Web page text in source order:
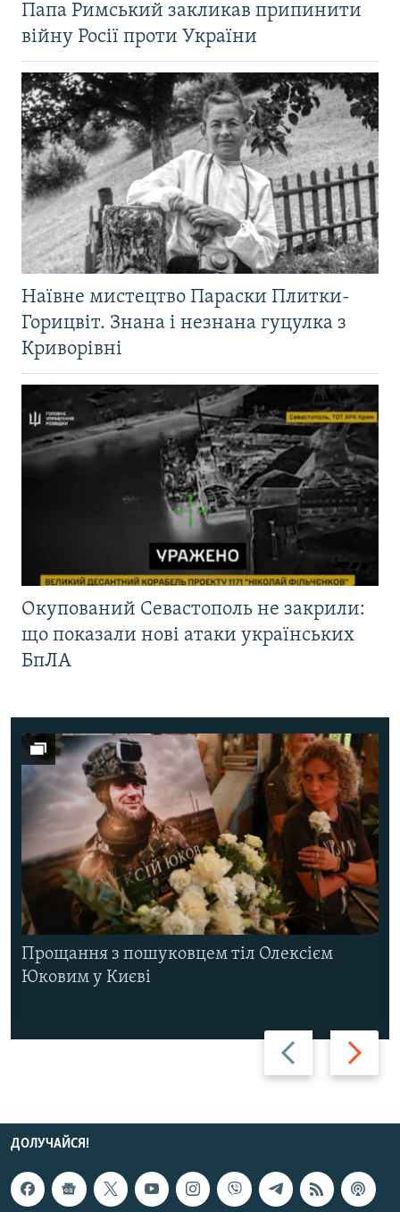
Папа Римський закликав припинити
війну Росії проти України
Наївне мистецтво Параски Плитки-
Горицвіт. Знана і незнана гуцулка з
Криворівні
Окупований Севастополь не закрили:
що показали нові атаки українських
БпЛА
Назад Вперед
Прощання з пошуковцем тіл Олексієм
Юковим у Києві
ДОЛУЧАЙСЯ!